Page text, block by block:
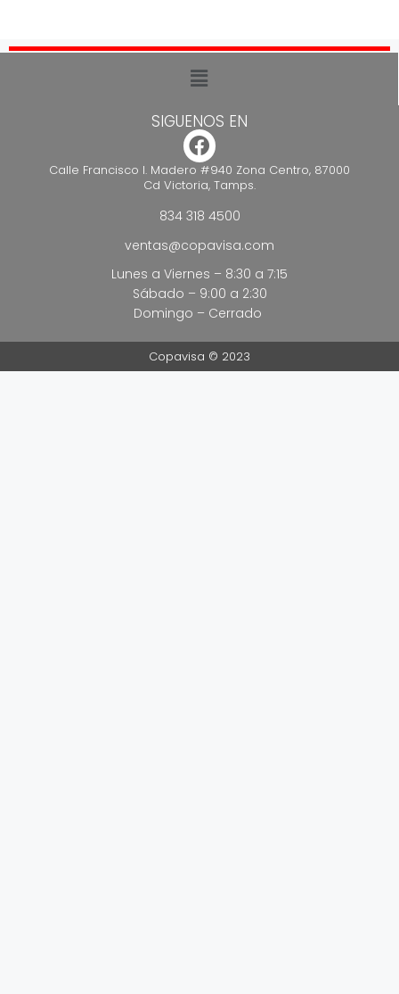
SIGUENOS EN
Calle Francisco I. Madero #940 Zona Centro, 87000
Cd Victoria, Tamps.
834 318 4500
ventas@copavisa.com
Lunes a Viernes – 8:30 a 7:15
Sábado – 9:00 a 2:30
Domingo – Cerrado
Copavisa © 2023